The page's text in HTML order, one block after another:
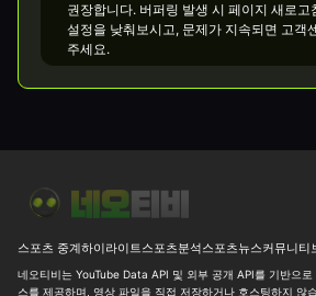
권장합니다. 버퍼링 발생 시 페이지 새로고
설정을 낮춰보시고, 문제가 지속되면 고객
주세요.
스포츠 중계하이라이트스포츠분석스포츠뉴스커뮤니티
네오티비는 YouTube Data API 및 외부 공개 API를 기반으
스를 제공하며, 영상 파일을 직접 저장하거나 호스팅하지 않